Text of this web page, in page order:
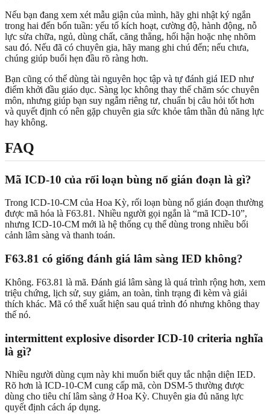
Nếu bạn đang xem xét mẫu giận của mình, hãy ghi nhật ký ngắn
trong hai đến bốn tuần: yếu tố kích hoạt, cường độ, hành động, nỗ
lực sửa chữa, ngủ, dùng chất, căng thẳng, hối hận hoặc nhẹ nhõm
sau đó. Nếu đã có chuyên gia, hãy mang ghi chú đến; nếu chưa,
chúng giúp buổi hẹn đầu rõ ràng hơn.
Bạn cũng có thể dùng tài nguyên học tập và tự đánh giá IED như
điểm khởi đầu giáo dục. Sàng lọc không thay thế chăm sóc chuyên
môn, nhưng giúp bạn suy ngẫm riêng tư, chuẩn bị câu hỏi tốt hơn
và quyết định có nên gặp chuyên gia sức khỏe tâm thần đủ năng lực
hay không.
FAQ
Mã ICD-10 của rối loạn bùng nổ gián đoạn là gì?
Trong ICD-10-CM của Hoa Kỳ, rối loạn bùng nổ gián đoạn thường
được mã hóa là F63.81. Nhiều người gọi ngắn là “mã ICD-10”,
nhưng ICD-10-CM mới là hệ thống cụ thể dùng trong nhiều bối
cảnh lâm sàng và thanh toán.
F63.81 có giống đánh giá lâm sàng IED không?
Không. F63.81 là mã. Đánh giá lâm sàng là quá trình rộng hơn, xem
triệu chứng, lịch sử, suy giảm, an toàn, tình trạng đi kèm và giải
thích khác. Mã có thể xuất hiện sau quá trình đó nhưng không thay
thế nó.
intermittent explosive disorder ICD-10 criteria nghĩa
là gì?
Nhiều người dùng cụm này khi muốn biết quy tắc nhận diện IED.
Rõ hơn là ICD-10-CM cung cấp mã, còn DSM-5 thường được
dùng cho tiêu chí lâm sàng ở Hoa Kỳ. Chuyên gia đủ năng lực
quyết định cách áp dụng.